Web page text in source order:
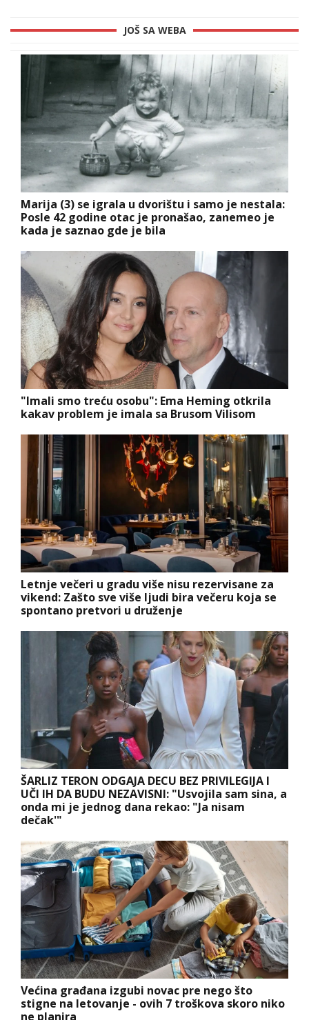
JOŠ SA WEBA
Marija (3) se igrala u dvorištu i samo je nestala:
Posle 42 godine otac je pronašao, zanemeo je
kada je saznao gde je bila
"Imali smo treću osobu": Ema Heming otkrila
kakav problem je imala sa Brusom Vilisom
Letnje večeri u gradu više nisu rezervisane za
vikend: Zašto sve više ljudi bira večeru koja se
spontano pretvori u druženje
ŠARLIZ TERON ODGAJA DECU BEZ PRIVILEGIJA I
UČI IH DA BUDU NEZAVISNI: "Usvojila sam sina, a
onda mi je jednog dana rekao: "Ja nisam
dečak'"
Većina građana izgubi novac pre nego što
stigne na letovanje - ovih 7 troškova skoro niko
ne planira